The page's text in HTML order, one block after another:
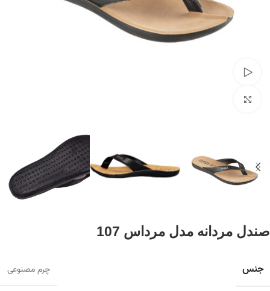
صندل مردانه مدل مرداس 107
جنس چرم مصنوعی